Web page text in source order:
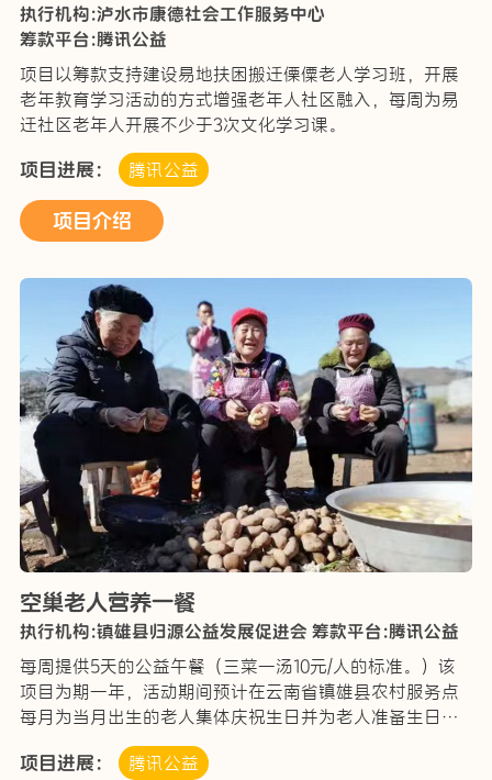
执行机构:泸水市康德社会工作服务中心
筹款平台:腾讯公益
项目以筹款支持建设易地扶困搬迁傈僳老人学习班，开展
老年教育学习活动的方式增强老年人社区融入，每周为易
迁社区老年人开展不少于3次文化学习课。
项目进展： 腾讯公益
项目介绍
空巢老人营养一餐
执行机构:镇雄县归源公益发展促进会 筹款平台:腾讯公益
每周提供5天的公益午餐（三菜一汤10元/人的标准。）该
项目为期一年，活动期间预计在云南省镇雄县农村服务点
每月为当月出生的老人集体庆祝生日并为老人准备生日礼
物，同时在传统节日开展关爱乡村留守老人的主题活动，
为老人们提供理发护理服务，乡村医疗服务，安全应急培
项目进展： 腾讯公益